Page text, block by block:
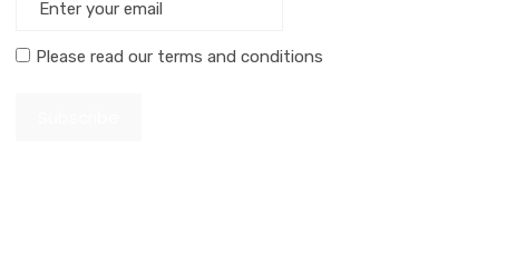
Please read our terms and conditions